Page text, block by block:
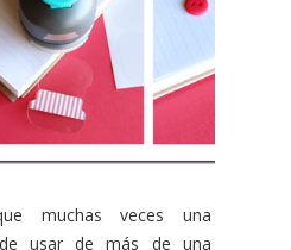
muchas veces una
usar de más de una